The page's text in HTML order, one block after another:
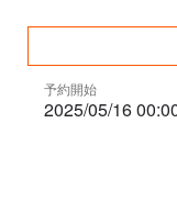
予約開始
2025/05/16